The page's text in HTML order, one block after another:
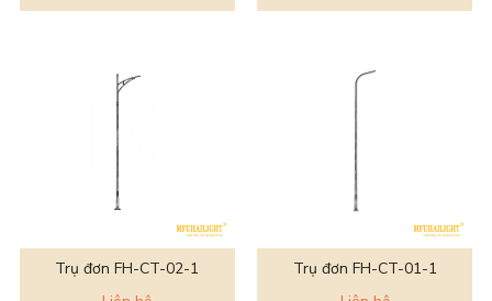
Trụ đơn FH-CT-02-1
Trụ đơn FH-CT-01-1